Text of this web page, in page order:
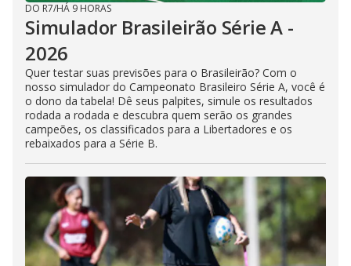
DO R7/HÁ 9 HORAS
Simulador Brasileirão Série A -
2026
Quer testar suas previsões para o Brasileirão? Com o
nosso simulador do Campeonato Brasileiro Série A, você é
o dono da tabela! Dê seus palpites, simule os resultados
rodada a rodada e descubra quem serão os grandes
campeões, os classificados para a Libertadores e os
rebaixados para a Série B.